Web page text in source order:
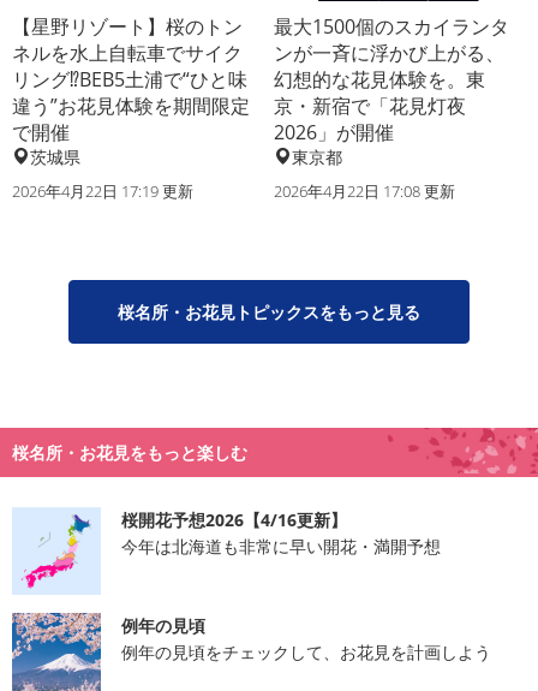
【星野リゾート】桜のトン
ネルを水上自転車でサイク
リング⁉BEB5土浦で“ひと味
違う”お花見体験を期間限定
で開催
茨城県
2026年4月22日 17:19 更新
最大1500個のスカイランタ
ンが一斉に浮かび上がる、
幻想的な花見体験を。東
京・新宿で「花見灯夜
2026」が開催
東京都
2026年4月22日 17:08 更新
桜名所・お花見トピックスをもっと見る
桜名所・お花見をもっと楽しむ
桜開花予想2026【4/16更新】
今年は北海道も非常に早い開花・満開予想
例年の見頃
例年の見頃をチェックして、お花見を計画しよう